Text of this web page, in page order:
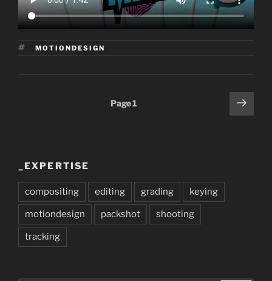
ÉTIQUETTES
MOTIONDESIGN
Page1
Page
_EXPERTISE
compositing editing grading keying
motiondesign packshot shooting
tracking